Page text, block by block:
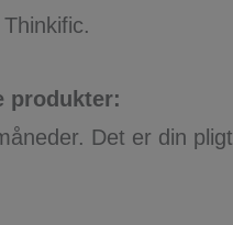
produkter:
Det er din